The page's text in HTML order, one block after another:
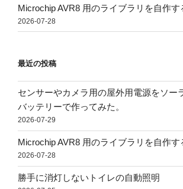
Microchip AVR8 用のライブラリを自作す
2026-07-28
最近の投稿
センサーやカメラ用の屋外用電源をソー
バッテリーで作ってみた。
2026-07-29
Microchip AVR8 用のライブラリを自作
2026-07-28
勝手に消灯しないトイレの自動照明